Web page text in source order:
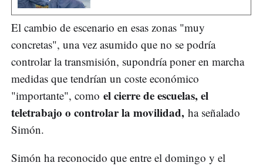
El cambio de escenario en esas zonas "muy
concretas", una vez asumido que no se podría
controlar la transmisión, supondría poner en marcha
medidas que tendrían un coste económico
"importante", como el cierre de escuelas, el
teletrabajo o controlar la movilidad, ha señalado
Simón.
Simón ha reconocido que entre el domingo y el